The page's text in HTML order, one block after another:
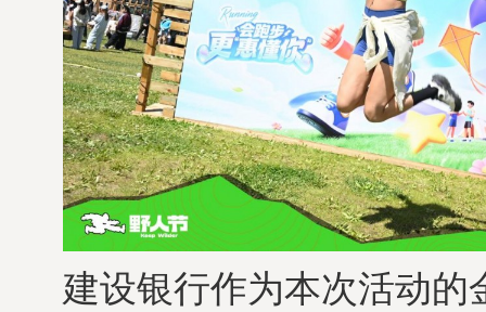
建设银行作为本次活动的